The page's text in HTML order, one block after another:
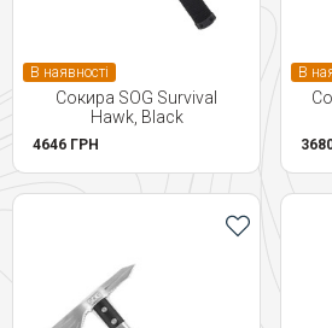
В наявності
Сокира SOG Survival
Hawk, Black
4646 ГРН
В